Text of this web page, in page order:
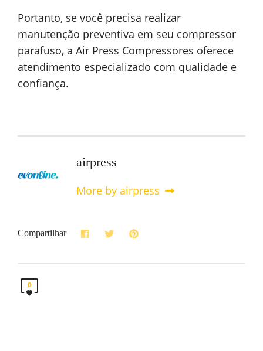
Portanto, se você precisa realizar
manutenção preventiva em seu compressor
parafuso, a Air Press Compressores oferece
atendimento especializado com qualidade e
confiança.
airpress
More by airpress
Compartilhar
0